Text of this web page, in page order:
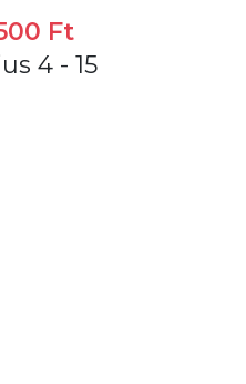
Ft
4 - 15